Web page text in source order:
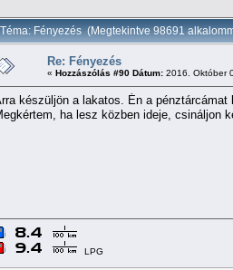
Téma: Fényezés (Megtekintve 98691
Re: Fényezés
« Hozzászólás #90 Dátum: 2016. Október
készüljön a lakatos. Én a pénztárcámat
ha lesz közben ideje, csináljon
LPG